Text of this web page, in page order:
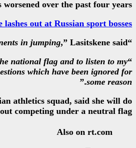
over the past four years.
out at Russian sport bosses
“
in jumping,” Lasitskene said.
“
national flag and to listen to my
which have been ignored for
some reason
.”
athletics squad, said she will do
competing under a neutral flag.
Also on rt.com